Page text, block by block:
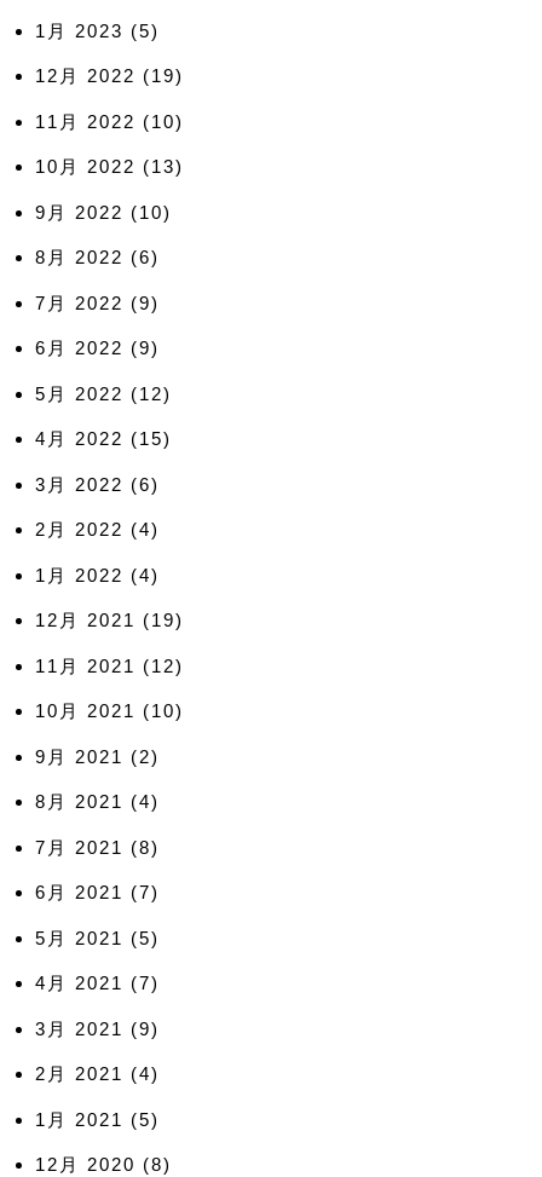
1月 2023 (5)
12月 2022 (19)
11月 2022 (10)
10月 2022 (13)
9月 2022 (10)
8月 2022 (6)
7月 2022 (9)
6月 2022 (9)
5月 2022 (12)
4月 2022 (15)
3月 2022 (6)
2月 2022 (4)
1月 2022 (4)
12月 2021 (19)
11月 2021 (12)
10月 2021 (10)
9月 2021 (2)
8月 2021 (4)
7月 2021 (8)
6月 2021 (7)
5月 2021 (5)
4月 2021 (7)
3月 2021 (9)
2月 2021 (4)
1月 2021 (5)
12月 2020 (8)